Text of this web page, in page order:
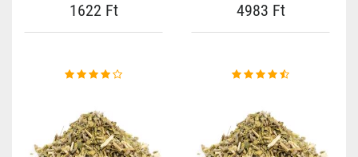
1622 Ft 4983 Ft